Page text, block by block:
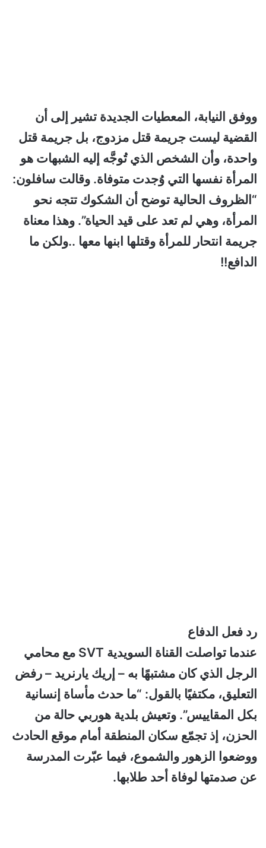
ووفق النيابة، المعطيات الجديدة تشير إلى أن
القضية ليست جريمة قتل مزدوج، بل جريمة قتل
واحدة، وأن الشخص الذي تُوجَّه إليه الشبهات هو
المرأة نفسها التي وُجدت متوفاة. وقالت سافلون:
“الظروف الحالية توضح أن الشكوك تتجه نحو
المرأة، وهي لم تعد على قيد الحياة”. وهذا معناة
جريمة انتحار للمرأة وقتلها ابنها معها ..ولكن ما
الدافع!!
رد فعل الدفاع
عندما تواصلت القناة السويدية SVT مع محامي
الرجل الذي كان مشتبهًا به – إريك يارنريد – رفض
التعليق، مكتفيًا بالقول: “ما حدث مأساة إنسانية
بكل المقاييس”. وتعيش بلدية هوربي حالة من
الحزن، إذ تجمّع سكان المنطقة أمام موقع الحادث
ووضعوا الزهور والشموع، فيما عبّرت المدرسة
عن صدمتها لوفاة أحد طلابها.